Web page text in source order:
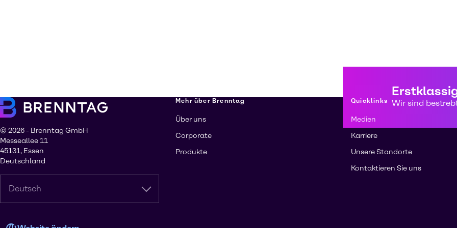
Wir sind
© 2026 - Brenntag GmbH
Messeallee 11
45131, Essen
Deutschland
Deutsch
Mehr über Brenntag
Über uns
Corporate
Produkte
Quicklinks
Medien
Karriere
Unsere Standorte
Kontaktieren Sie uns